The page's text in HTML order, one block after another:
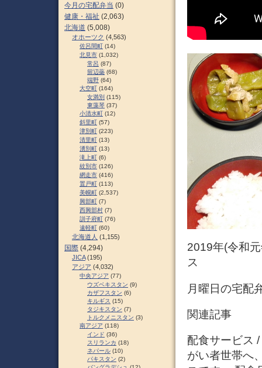
2019年(令和
ス
月曜日の宅配
関連記事
配食サービス
がい者世帯へ
今月の宅配弁当 (0)
健康・福祉 (2,063)
北海道 (5,008)
オホーツク (4,563)
佐呂間町 (14)
北見市 (1,032)
常呂 (87)
留辺蘂 (68)
端野 (64)
大空町 (164)
女満別 (115)
東藻琴 (37)
小清水町 (12)
斜里町 (57)
津別町 (223)
清里町 (13)
湧別町 (13)
滝上町 (6)
紋別市 (126)
網走市 (416)
置戸町 (113)
美幌町 (2,537)
興部町 (7)
西興部村 (7)
訓子府町 (76)
遠軽町 (60)
北海道人 (1,155)
国際 (4,294)
JICA(195)
アジア (4,032)
中央アジア (77)
ウズベキスタン (9)
カザフスタン (6)
キルギス (15)
タジキスタン (7)
トルクメニスタン (3)
南アジア (118)
インド (36)
スリランカ (18)
ネパール (10)
パキスタン (2)